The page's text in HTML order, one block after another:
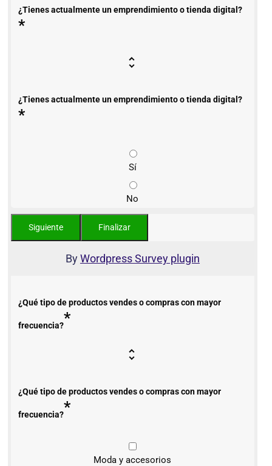
¿Tienes actualmente un emprendimiento o tienda digital?
*
¿Tienes actualmente un emprendimiento o tienda digital?
*
Sí
No
ByWordpress Survey plugin
¿Qué tipo de productos vendes o compras con mayor
frecuencia?*
¿Qué tipo de productos vendes o compras con mayor
frecuencia?*
Moda y accesorios